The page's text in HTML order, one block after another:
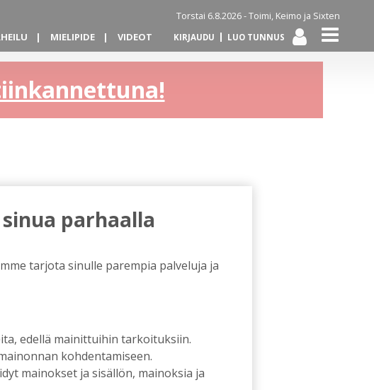
Torstai 6.8.2026 -Toimi, Keimo ja Sixten
MIELIPIDE VIDEOT KIRJAUDU LUO TUNNUS
parhaalla
tarjota sinulle parempia palveluja ja
edellä mainittuihin tarkoituksiin.
kohdentamiseen.
mainokset ja sisällön, mainoksia ja